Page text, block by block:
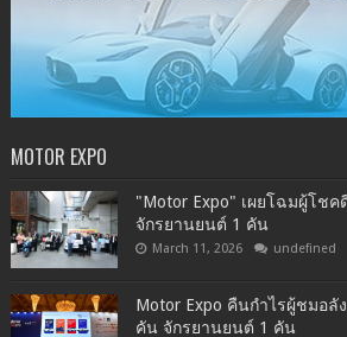
MOTOR EXPO
"Motor Expo" เผยโฉมผู้โช
จักรยานยนต์ 1 คัน
March 11, 2026 undefined
Motor Expo คืนกำไรผู้ชมอลั
คัน จักรยานยนต์ 1 คัน